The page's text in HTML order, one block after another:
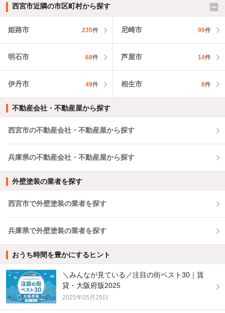
西宮市近隣の市区町村から探す
姫路市 235件 尼崎市 95件
明石市 68件 芦屋市 14件
伊丹市 49件 相生市 8件
不動産会社・不動産屋から探す
西宮市の不動産会社・不動産屋から探す
兵庫県の不動産会社・不動産屋から探す
外壁塗装の業者を探す
西宮市で外壁塗装の業者を探す
兵庫県で外壁塗装の業者を探す
おうち時間を豊かにするヒント
＼みんなが見ている／注目の街ベスト30｜賃
貸・大阪府版2025
2025年05月29日